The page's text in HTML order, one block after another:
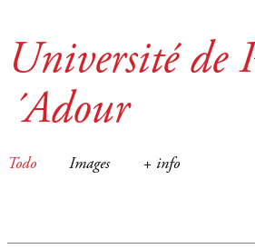
Université de
´Adour
Todo Images + info